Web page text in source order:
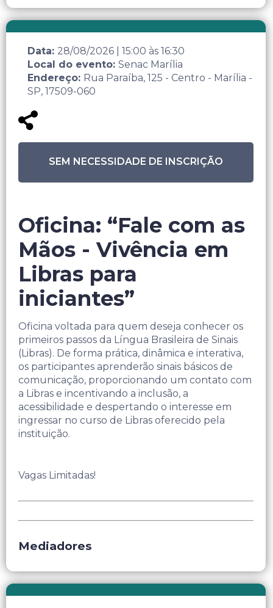
Data: 28/08/2026 15:00 às 16:30
Local do evento: Senac Marília
Endereço: Rua Paraíba, 125 - Centro - Marília -
SP, 17509-060
SEM NECESSIDADE DE INSCRIÇÃO
Oficina: “Fale com as
Mãos - Vivência em
Libras para
iniciantes”
Oficina voltada para quem deseja conhecer os
primeiros passos da Língua Brasileira de Sinais
(Libras). De forma prática, dinâmica e interativa,
os participantes aprenderão sinais básicos de
comunicação, proporcionando um contato com
a Libras e incentivando a inclusão, a
acessibilidade e despertando o interesse em
ingressar no curso de Libras oferecido pela
instituição.
Vagas Limitadas!
Mediadores